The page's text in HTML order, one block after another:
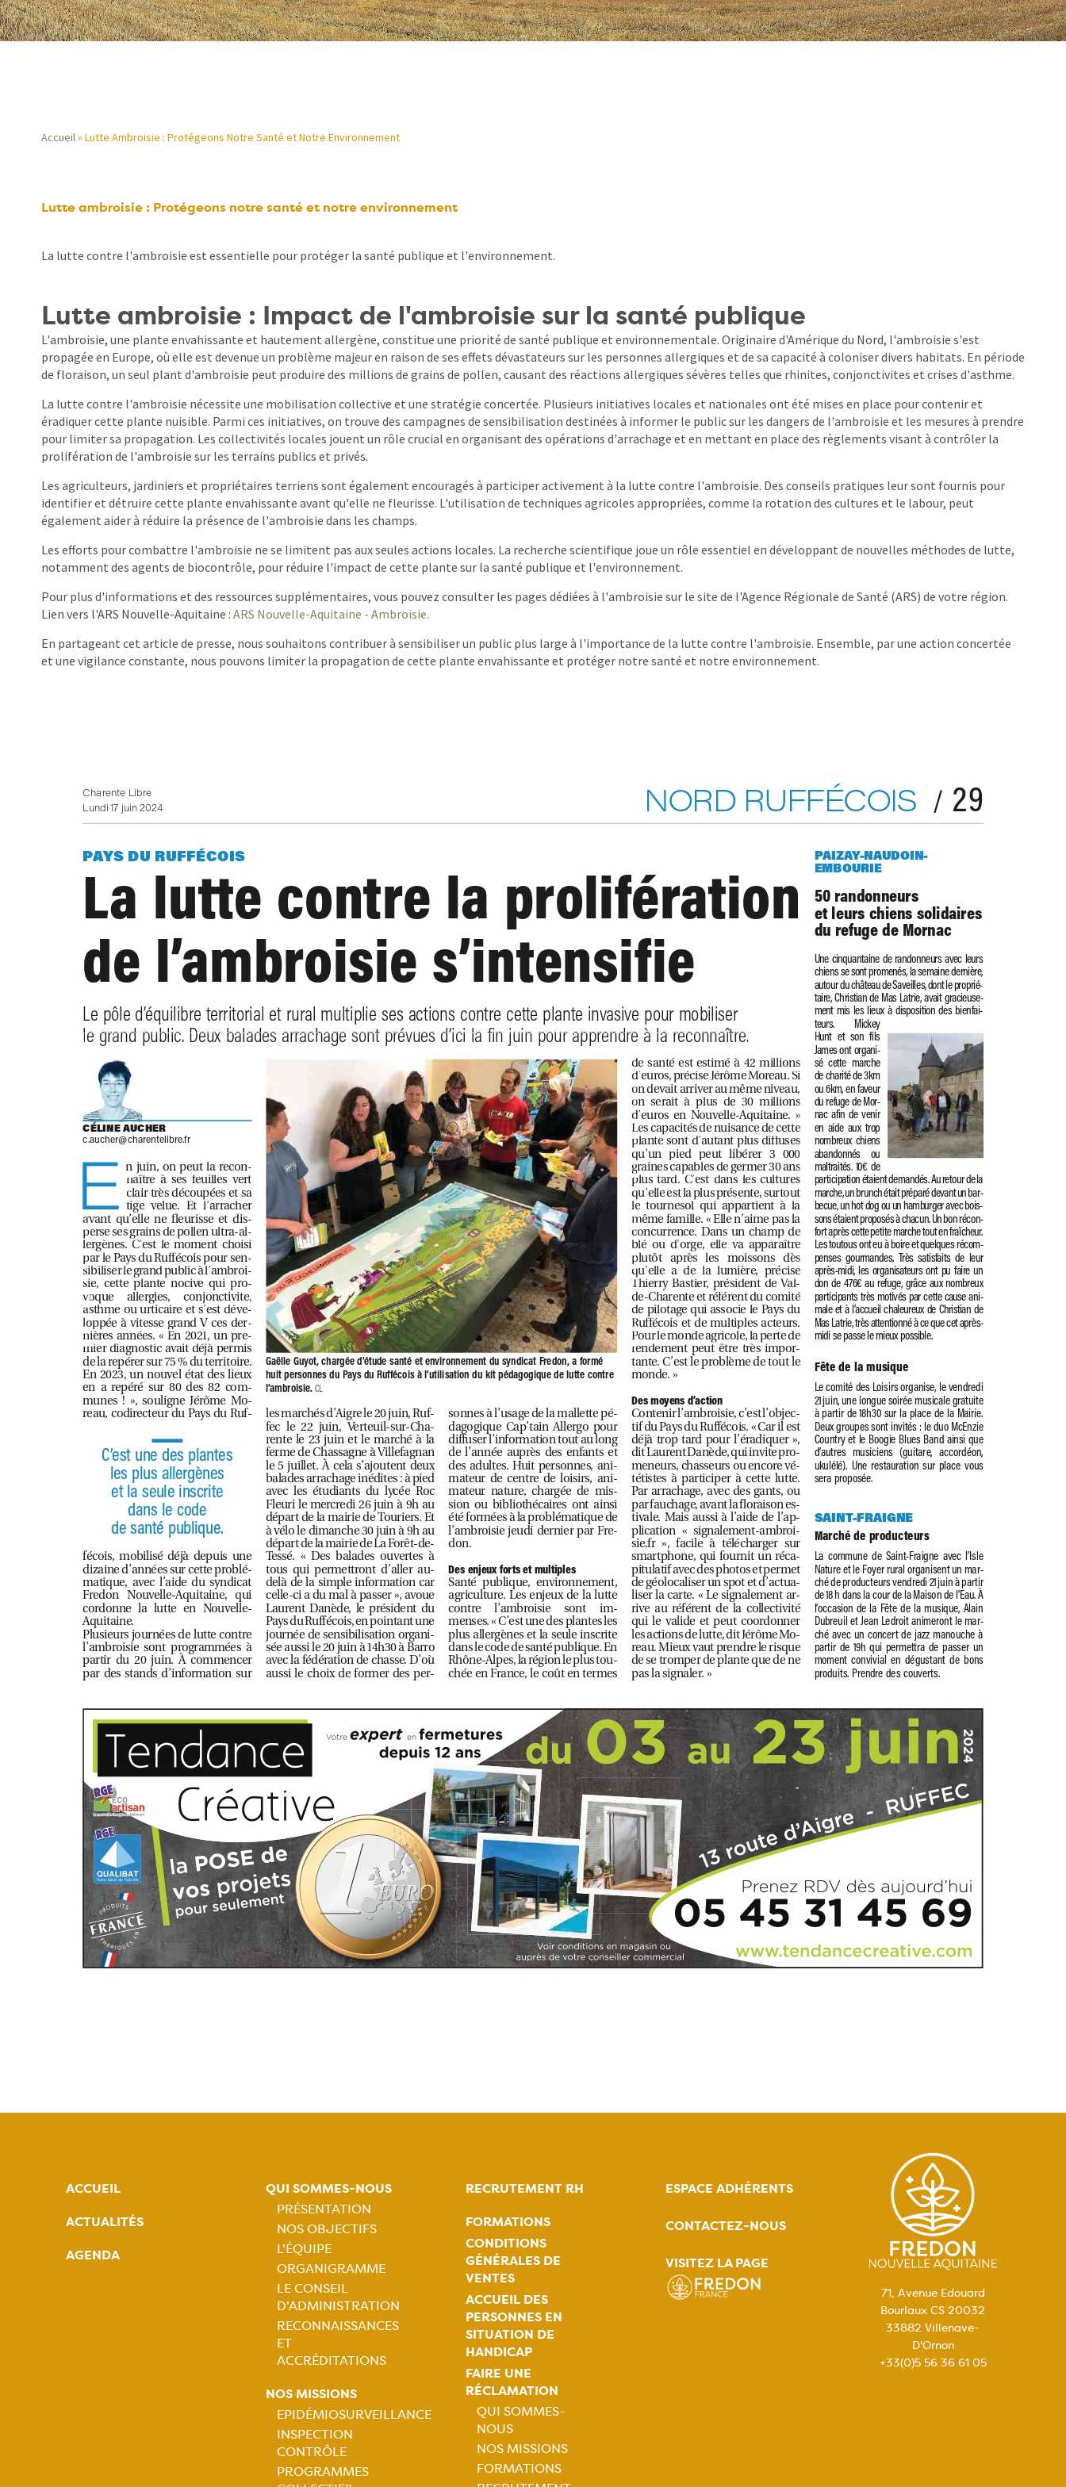
d'Ariane
Accueil Lutte Ambroisie : Protégeons Notre Santé et Notre Environnement
Lutte ambroisie : Protégeons notre santé et notre environnement
La lutte contre l'ambroisie est essentielle pour protéger la santé publique et l'environnement.
Lutte ambroisie : Impact de l'ambroisie sur la santé publique
L'ambroisie, une plante envahissante et hautement allergène, constitue une priorité de santé publique et environnementale. Originaire d'Amérique du Nord, l'ambroisie s'est
propagée en Europe, où elle est devenue un problème majeur en raison de ses effets dévastateurs sur les personnes allergiques et de sa capacité à coloniser divers habitats. En période
de floraison, un seul plant d'ambroisie peut produire des millions de grains de pollen, causant des réactions allergiques sévères telles que rhinites, conjonctivites et crises d'asthme.
La lutte contre l'ambroisie nécessite une mobilisation collective et une stratégie concertée. Plusieurs initiatives locales et nationales ont été mises en place pour contenir et
éradiquer cette plante nuisible. Parmi ces initiatives, on trouve des campagnes de sensibilisation destinées à informer le public sur les dangers de l'ambroisie et les mesures à prendre
pour limiter sa propagation. Les collectivités locales jouent un rôle crucial en organisant des opérations d'arrachage et en mettant en place des règlements visant à contrôler la
prolifération de l'ambroisie sur les terrains publics et privés.
Les agriculteurs, jardiniers et propriétaires terriens sont également encouragés à participer activement à la lutte contre l'ambroisie. Des conseils pratiques leur sont fournis pour
identifier et détruire cette plante envahissante avant qu'elle ne fleurisse. L'utilisation de techniques agricoles appropriées, comme la rotation des cultures et le labour, peut
également aider à réduire la présence de l'ambroisie dans les champs.
Les efforts pour combattre l'ambroisie ne se limitent pas aux seules actions locales. La recherche scientifique joue un rôle essentiel en développant de nouvelles méthodes de lutte,
notamment des agents de biocontrôle, pour réduire l'impact de cette plante sur la santé publique et l'environnement.
Pour plus d'informations et des ressources supplémentaires, vous pouvez consulter les pages dédiées à l'ambroisie sur le site de l'Agence Régionale de Santé (ARS) de votre région.
Lien vers l'ARS Nouvelle-Aquitaine : ARS Nouvelle-Aquitaine - Ambroisie.
En partageant cet article de presse, nous souhaitons contribuer à sensibiliser un public plus large à l'importance de la lutte contre l'ambroisie. Ensemble, par une action concertée
et une vigilance constante, nous pouvons limiter la propagation de cette plante envahissante et protéger notre santé et notre environnement.
ACCUEIL
ACTUALITÉS
AGENDA
QUI SOMMES-NOUS
Navigation
principale
PRÉSENTATION
NOS OBJECTIFS
L'ÉQUIPE
ORGANIGRAMME
LE CONSEIL
D'ADMINISTRATION
RECONNAISSANCES
ET
ACCRÉDITATIONS
NOS MISSIONS
Navigation
EPIDÉMIOSURVEILLANCE
INSPECTION
CONTRÔLE
PROGRAMMES
RECRUTEMENT RH
FORMATIONS
CONDITIONS
GÉNÉRALES DE
VENTES
ACCUEIL DES
PERSONNES EN
SITUATION DE
HANDICAP
FAIRE UNE
RÉCLAMATION
Navigation
QUI SOMMES-
NOUS
NOS MISSIONS
FORMATIONS
ESPACE ADHÉRENTS
CONTACTEZ-NOUS
VISITEZ LA PAGE
71, Avenue Edouard
Bourlaux CS 20032
33882 Villenave-
D'Ornon
+33(0)5 56 36 61 05